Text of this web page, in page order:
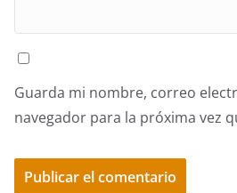
Guarda mi nombre, correo
navegador para la próxima vez